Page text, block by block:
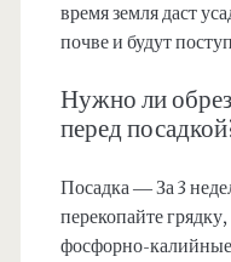
время земля даст
почве и будут
Нужно ли
перед
Посадка — За 3
перекопайте
фосфорно-калийные